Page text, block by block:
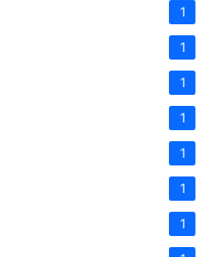
1
1
1
1
1
1
1